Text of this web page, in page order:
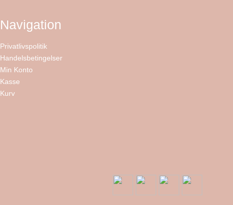
Navigation
Privatlivspolitik
Handelsbetingelser
Min Konto
Kasse
Kurv